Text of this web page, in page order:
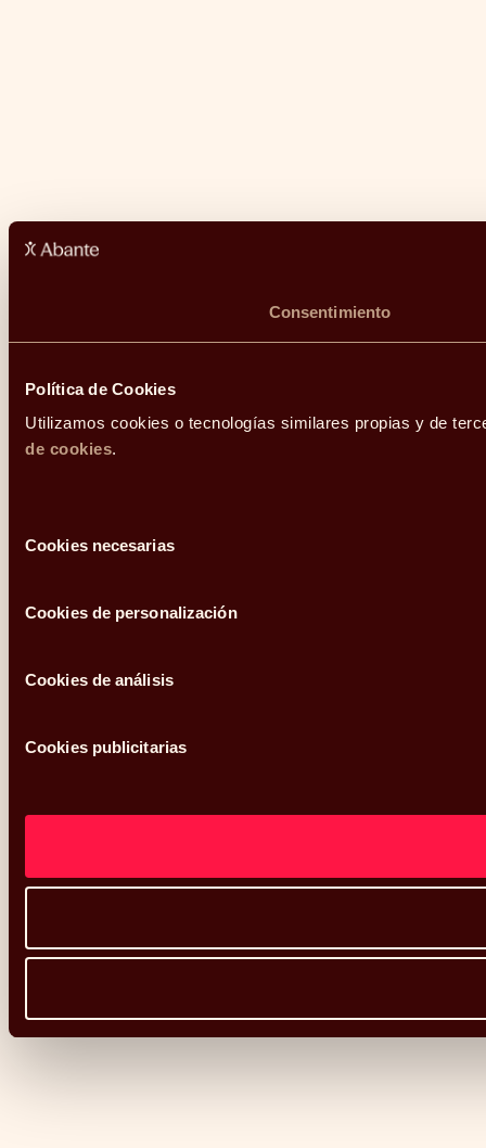
Consentimiento
Política de Cookies
Utilizamos cookies o tecnologías similares propias y de
de cookies.
deCookies necesarias
Cookies de personalización
Cookies de análisis
Cookies publicitarias